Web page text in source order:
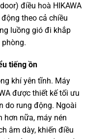
điều hoà HIKAWA
theo cả chiều
luồng gió đi khắp
tiếng ồn
khí yên tĩnh. Máy
được thiết kế tối ưu
do rung động. Ngoài
hơn nữa, máy nén
âm dày, khiến điều